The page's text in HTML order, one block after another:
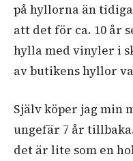
på hyllorna än
att det för ca. 10 år
hylla med vinyler i
av butikens hyllor
Själv köper jag min
ungefär 7 år
det är lite som en